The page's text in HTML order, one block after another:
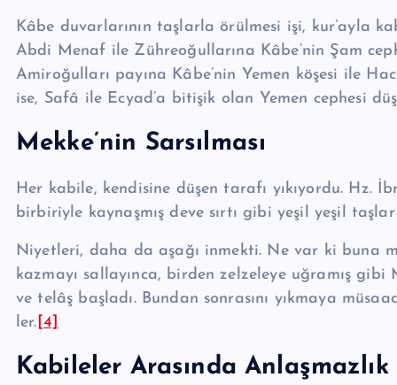
Kâbe duvarlarının taşlarla örülmesi işi, kur’ayla
Abdi Menaf ile Zühreoğullarına Kâbe’nin Şam
Amiroğulları payına Kâ­be’nin Yemen köşesi ile
ise, Safâ ile Ecyad’a bitişik olan Ye­men cephesi
Mekke’nin Sarsılması
Her kabile, kendisine düşen tarafı yıkıyordu. Hz.
birbiriyle kaynaşmış deve sırtı gibi yeşil yeşil
Niyetleri, daha da aşağı inmekti. Ne var ki buna
kazmayı sallayınca, birden zelzeleye uğramış gibi
ve telâş başladı. Bundan sonrasını yıkmaya
ler. [4]
Kabileler Arasında Anlaşmazlık